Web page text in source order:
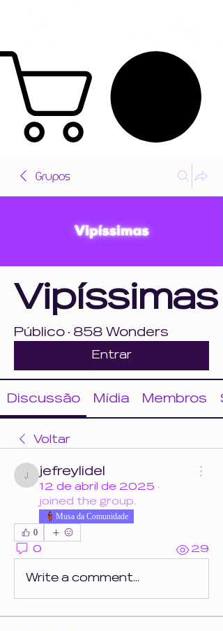
Grupos
Vipíssimas
Público · 858 Wonders
Entrar
Discussão Mídia Membros
Voltar
jefreylidel
jefreylidel
12 de abril de 2025 ·
joined the group.
Musa da Comunidade
0
0 29
Write a comment...